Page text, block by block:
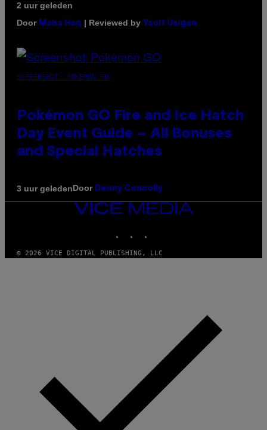
2 uur geleden
Door Maha Haq | Reviewed by Ysolt Usigan
SCREENSHOT: POKEMON GO
Pokémon GO Fire and Ice Hatch
Day Event Guide – All Bonuses
and Special Hatches
3 uur geledenDoor Denny Connolly
VICE
MEDIA
© 2026 VICE DIGITAL PUBLISHING, LLC